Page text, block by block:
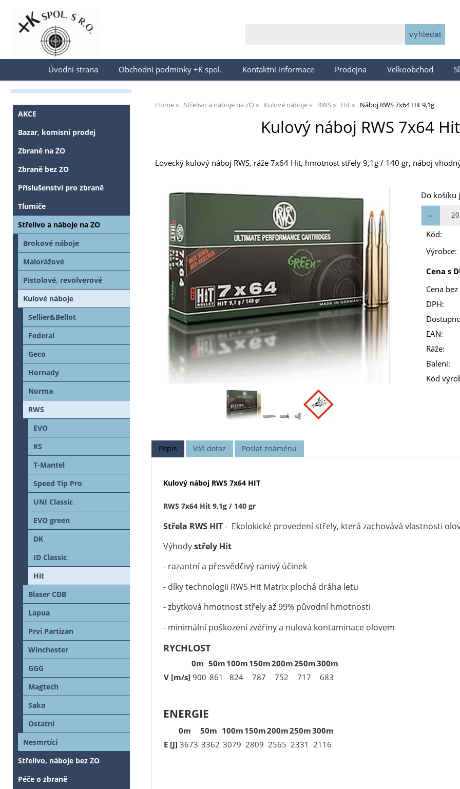
Přihlásit se
Úvodní strana Obchodní podmínky +K spol. Kontaktní informace Prodejna Velkoobchod
Home Střelivo a náboje na ZO Kulové náboje RWS Hit Náboj RWS 7x64 Hit 9,1g
Kulový náboj RWS 7x64
Lovecký kulový náboj RWS, ráže 7x64 Hit, hmotnost střely 9,1g / 140 gr, náboj
Do košíku
Kód:
Výrobce:
Cena s
Cena
DPH:
EAN:
Ráže:
Balení:
Kód
Popis Váš dotaz Poslat známénu
Kulový náboj RWS 7x64 HIT
RWS 7x64 Hit 9,1g / 140 gr
Střela RWS HIT- Ekolokické provedení střely, která zachovává vlastnosti
Výhodystřely Hit
- razantní a přesvědčivý ranivý účinek
- díky technologii RWS Hit Matrix plochá dráha letu
- zbytková hmotnost střely až 99% původní hmotnosti
- minimální poškození zvěřiny a nulová kontaminace olovem
RYCHLOST
0m 50m100m150m200m250m300m
V [m/s] 900 861 824 787 752 717 683
ENERGIE
0m 50m 100m150m200m250m300m
E [J] 3673 3362 3079 2809 2565 2331 2116
AKCE
Bazar, komisní prodej
Zbraně na ZO
Zbraně bez ZO
Příslušenství pro zbraně
Tlumiče
Střelivo a náboje na ZO
Brokové náboje
Malorážové
Pistolové, revolverové
Kulové náboje
Sellier&Bellot
Federal
Geco
Hornady
Norma
RWS
EVO
KS
T-Mantel
Speed Tip Pro
UNI Classic
EVO green
DK
ID Classic
Hit
Blaser CDB
Lapua
Prvi Partizan
Winchester
GGG
Magtech
Sako
Ostatní
Nesmrtící
Střelivo, náboje bez ZO
Péče o zbraně